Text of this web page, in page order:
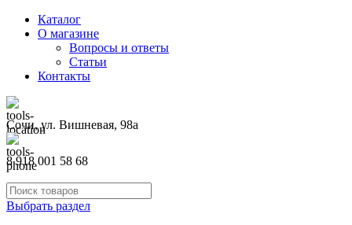
Каталог
О магазине
Вопросы и ответы
Статьи
Контакты
Сочи, ул. Вишневая, 98а
8 918 001 58 68
Выбрать раздел